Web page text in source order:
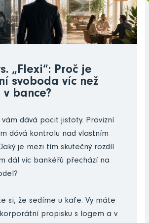
„Flexi“: Proč je
svoboda víc než
bance?
dává pocit jistoty. Provizní
dává kontrolu nad vlastním
je mezi tím skutečný rozdíl
dál víc bankéřů přechází na
si, že sedíme u kafe. Vy máte
propisku s logem a v